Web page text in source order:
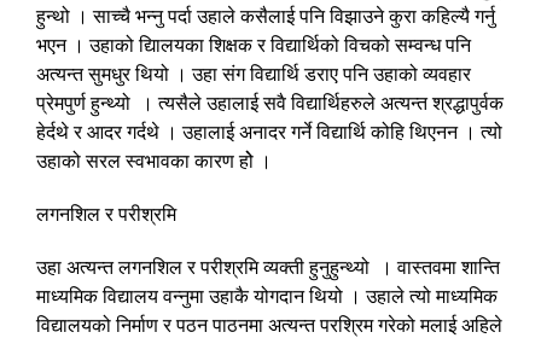
हुन्थो । साच्चै भन्नु पर्दा उहाले कसैलाई पनि विझाउने कुरा कहिल्यै गर्नु
भएन । उहाको द्यिालयका शिक्षक र विद्यार्थिको विचको सम्वन्ध पनि
अत्यन्त सुमधुर थियो । उहा संग विद्यार्थि डराए पनि उहाको व्यवहार
प्रेमपुर्ण हुन्थ्यो । त्यसैले उहालाई सवै विद्यार्थिहरुले अत्यन्त श्रद्धापुर्वक
हेर्दथे र आदर गर्दथे । उहालाई अनादर गर्ने विद्यार्थि कोहि थिएनन । त्यो
उहाको सरल स्वभावका कारण होे ।
लगनशिल र परीश्रमि
उहा अत्यन्त लगनशिल र परीश्रमि व्यक्ती हुनुहुन्थ्यो । वास्तवमा शान्ति
माध्यमिक विद्यालय वन्नुमा उहाकै योगदान थियो । उहाले त्यो माध्यमिक
विद्यालयको निर्माण र पठन पाठनमा अत्यन्त परश्रिम गरेको मलाई अहिले